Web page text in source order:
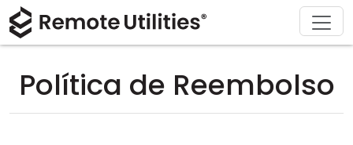
Política de Reembolso
Produto
Segurança
Soluções
Manufatura e Varejo
Descarregar
macOS
Comprar
Assistente de Licença
Apoio
Documentação
Sobre
Sala de Imprensa